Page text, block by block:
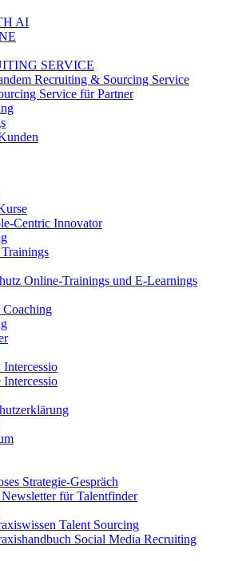
AI
SERVICE
Recruiting & Sourcing Service
Service für Partner
Centric Innovator
Online-Trainings und E-Learnings
Intercessio
Strategie-Gespräch
für Talentfinder
Talent Sourcing
Social Media Recruiting